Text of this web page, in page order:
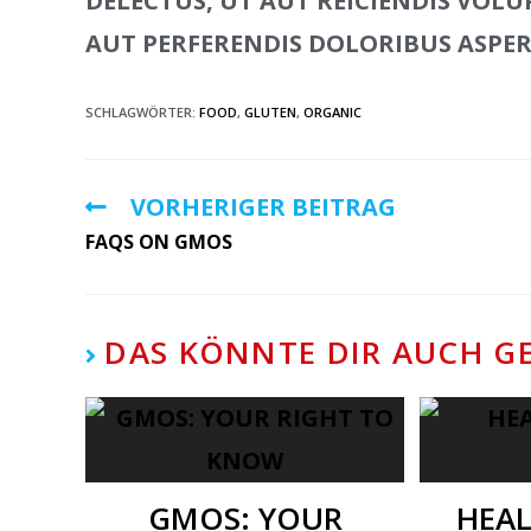
AUT PERFERENDIS DOLORIBUS
SCHLAGWÖRTER: FOOD, GLUTEN, ORGANIC
VORHERIGER BEITRAG
FAQS ON GMOS
DAS KÖNNTE DIR AUCH
GMOS: YOUR